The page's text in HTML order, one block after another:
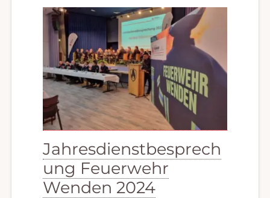
Jahresdienstbesprech
ung Feuerwehr
Wenden 2024